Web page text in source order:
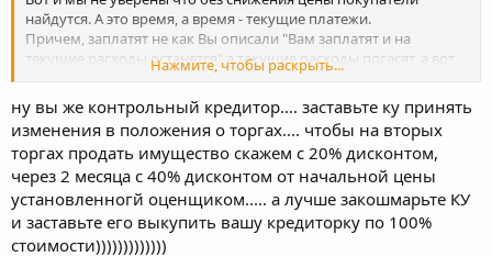
найдутся. А это время, а время - текущие платежи.
Причем, заплатят не как Вы описали "Вам заплатят и на
текущие расходы останется" а текущие расходы погасят, а вот
соответственно, чем дольше будет продаваться имущество,
тем меньше останется залогодержателю.
Нажмите, чтобы раскрыть...
ну вы же контрольный кредитор.... заставьте ку принять
изменения в положения о торгах.... чтобы на вторых
торгах продать имущество скажем с 20% дисконтом,
через 2 месяца с 40% дисконтом от начальной цены
установленногй оценщиком..... а лучше закошмарьте КУ
и заставьте его выкупить вашу кредиторку по 100%
стоимости)))))))))))))